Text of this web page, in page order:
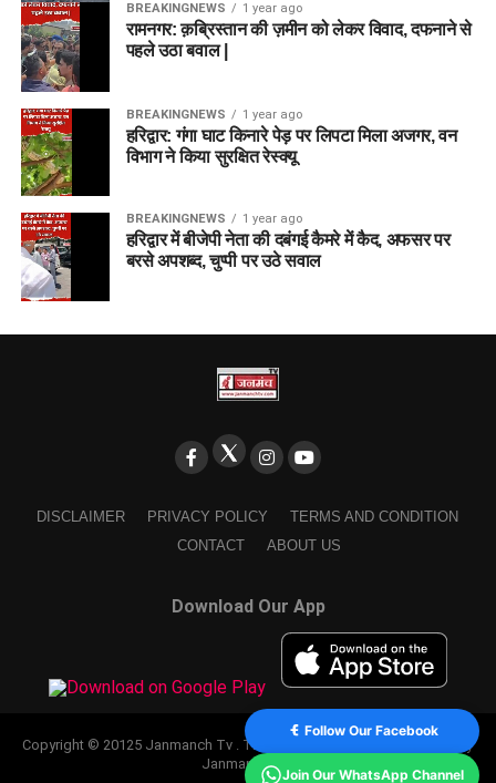
BREAKINGNEWS 1 year ago
रामनगर: क़ब्रिस्तान की ज़मीन को लेकर विवाद, दफनाने से
पहले उठा बवाल |
BREAKINGNEWS 1 year ago
हरिद्वार: गंगा घाट किनारे पेड़ पर लिपटा मिला अजगर, वन
विभाग ने किया सुरक्षित रेस्क्यू
BREAKINGNEWS 1 year ago
हरिद्वार में बीजेपी नेता की दबंगई कैमरे में कैद, अफसर पर
बरसे अपशब्द, चुप्पी पर उठे सवाल
DISCLAIMER PRIVACY POLICY
TERMS AND CONDITION
CONTACT
ABOUT US
Download Our App
Copyright © 20125 Janmanch Tv . Theme by SSDIGIMARK. powered by
Janmanch TV.
Follow Our Facebook
Join Our WhatsApp Channel